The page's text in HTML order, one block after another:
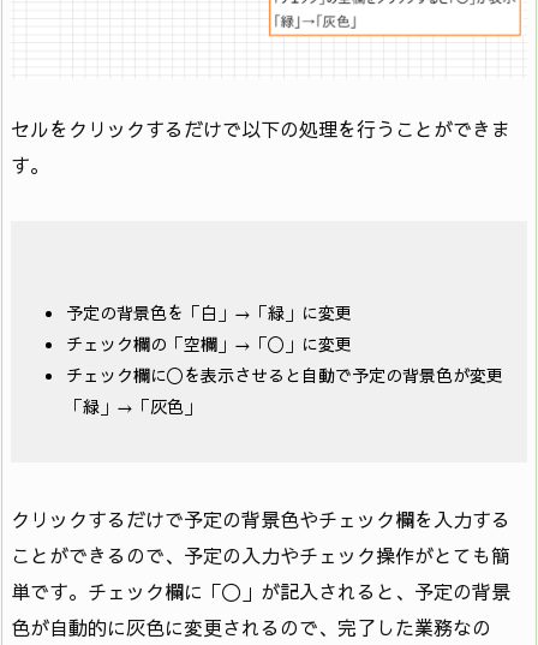
セルをクリックするだけで以下の処理を行うことができま
す。
予定の背景色を「白」→「緑」に変更
チェック欄の「空欄」→「〇」に変更
チェック欄に〇を表示させると自動で予定の背景色が変更
「緑」→「灰色」
クリックするだけで予定の背景色やチェック欄を入力する
ことができるので、予定の入力やチェック操作がとても簡
単です。チェック欄に「〇」が記入されると、予定の背景
色が自動的に灰色に変更されるので、完了した業務なの